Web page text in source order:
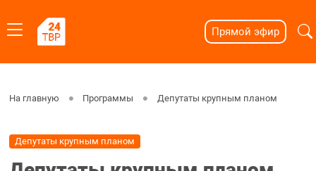
Прямой эфир
На главную Программы Депутаты крупным планом
Депутаты крупным планом